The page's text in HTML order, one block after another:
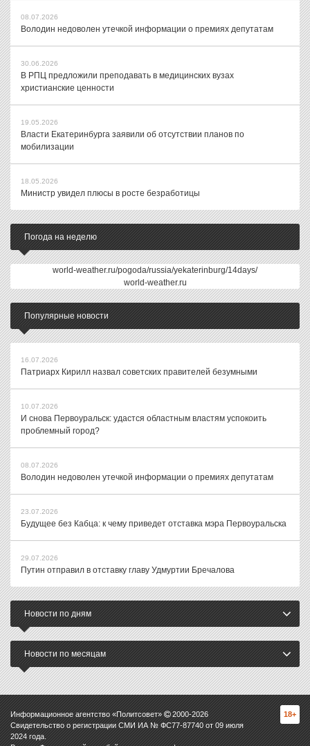
08.07.2026
Володин недоволен утечкой информации о премиях депутатам
30.06.2026
В РПЦ предложили преподавать в медицинских вузах
христианские ценности
19.05.2026
Власти Екатеринбурга заявили об отсутствии планов по
мобилизации
18.05.2026
Министр увидел плюсы в росте безработицы
Погода на неделю
world-weather.ru/pogoda/russia/yekaterinburg/14days/
world-weather.ru
Популярные новости
16.07.2026
Патриарх Кирилл назвал советских правителей безумными
10.07.2026
И снова Первоуральск: удастся областным властям успокоить
проблемный город?
08.07.2026
Володин недоволен утечкой информации о премиях депутатам
23.07.2026
Будущее без Кабца: к чему приведет отставка мэра Первоуральска
29.07.2026
Путин отправил в отставку главу Удмуртии Бречалова
Новости по дням
Новости по месяцам
Информационное агентство «Политсовет» 2000-2026
Свидетельство о регистрации СМИ ИА № ФС77-87740 от 09 июля
2024 года.
18+